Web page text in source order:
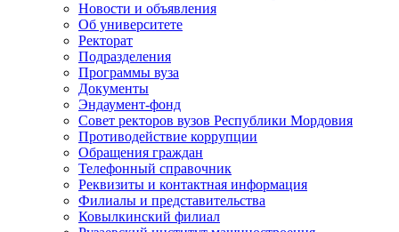
Новости и объявления
Об университете
Ректорат
Подразделения
Программы вуза
Документы
Эндаумент-фонд
Совет ректоров вузов Республики Мордовия
Противодействие коррупции
Обращения граждан
Телефонный справочник
Реквизиты и контактная информация
Филиалы и представительства
Ковылкинский филиал